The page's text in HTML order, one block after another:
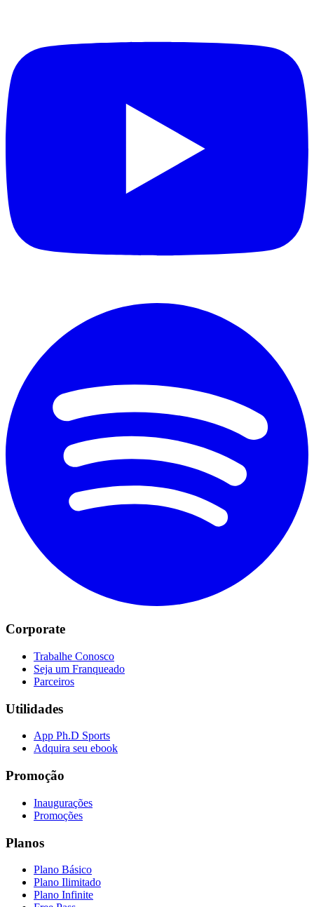
Corporate
Trabalhe Conosco
Seja um Franqueado
Parceiros
Utilidades
App Ph.D Sports
Adquira seu ebook
Promoção
Inaugurações
Promoções
Planos
Plano Básico
Plano Ilimitado
Plano Infinite